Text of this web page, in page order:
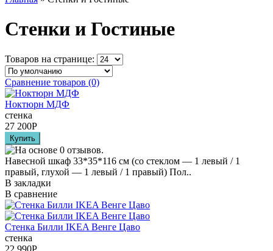
Стенки и Гостиные
Товаров на странице:
Сравнение товаров (0)
Ноктюрн МДФ
стенка
27 200Р
Навесной шкаф 33*35*116 см (со стеклом — 1 левый / 1
правый, глухой — 1 левый / 1 правый) Пол..
В закладки
В сравнение
Стенка Билли IKEA Венге Цаво
стенка
22 990Р